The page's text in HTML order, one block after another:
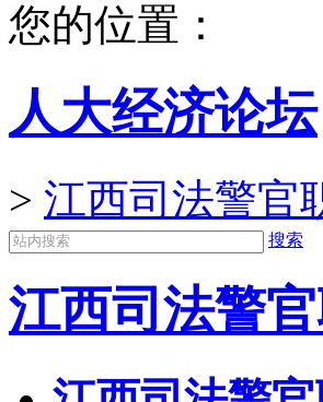
您的位置：
人大经济论坛
> 江西司法警官
搜索
江西司法警